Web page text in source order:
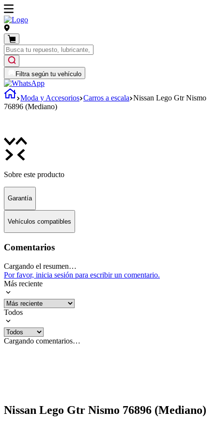
Filtra según tu vehículo
Moda y Accesorios Carros a escala Nissan Lego Gtr Nismo
76896 (Mediano)
Sobre este producto
Garantía
Vehículos compatibles
Comentarios
Cargando el resumen…
Por favor, inicia sesión para escribir un comentario.
Más reciente
Todos
Cargando comentarios…
Nissan Lego Gtr Nismo 76896 (Mediano)